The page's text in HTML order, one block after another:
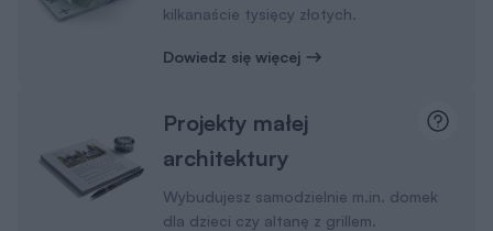
kilkanaście tysięcy złotych.
Dowiedz się więcej
Projekty małej
architektury
Wybudujesz samodzielnie m.in. domek
dla dzieci czy altanę z grillem.